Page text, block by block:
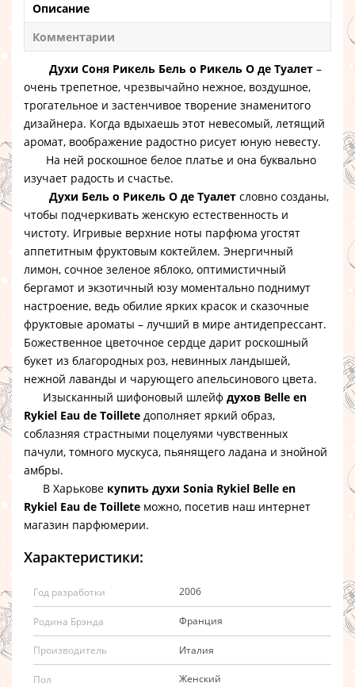
Описание
Комментарии
Духи Соня Рикель Бель о Рикель О де Туалет –
очень трепетное, чрезвычайно нежное, воздушное,
трогательное и застенчивое творение знаменитого
дизайнера. Когда вдыхаешь этот невесомый, летящий
аромат, воображение радостно рисует юную невесту.
На ней роскошное белое платье и она буквально
изучает радость и счастье.
Духи Бель о Рикель О де Туалет словно созданы,
чтобы подчеркивать женскую естественность и
чистоту. Игривые верхние ноты парфюма угостят
аппетитным фруктовым коктейлем. Энергичный
лимон, сочное зеленое яблоко, оптимистичный
бергамот и экзотичный юзу моментально поднимут
настроение, ведь обилие ярких красок и сказочные
фруктовые ароматы – лучший в мире антидепрессант.
Божественное цветочное сердце дарит роскошный
букет из благородных роз, невинных ландышей,
нежной лаванды и чарующего апельсинового цвета.
Изысканный шифоновый шлейф духов Belle en
Rykiel Eau de Toillete дополняет яркий образ,
соблазняя страстными поцелуями чувственных
пачули, томного мускуса, пьянящего ладана и знойной
амбры.
В Харькове купить духи Sonia Rykiel Belle en
Rykiel Eau de Toillete можно, посетив наш интернет
магазин парфюмерии.
Характеристики:
Год разработки 2006
Родина Брэнда Франция
Производитель Италия
Пол Женский